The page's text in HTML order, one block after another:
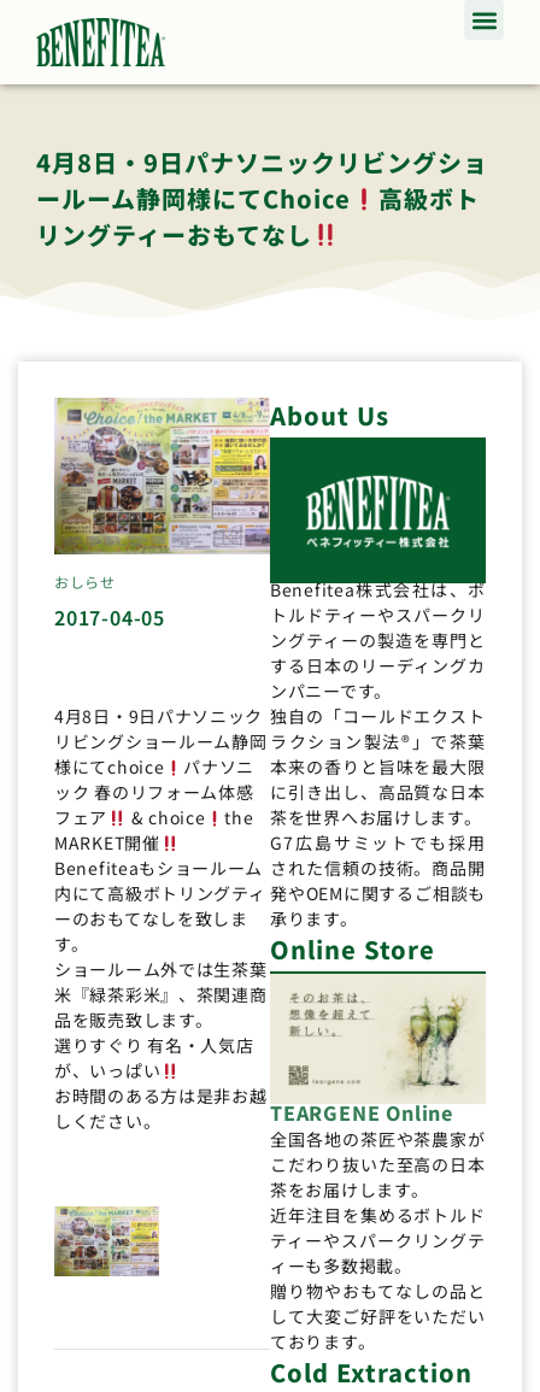
4月8日・9日パナソニックリビングショ
ールーム静岡様にてchoice
高級ボト
リングティーおもてなし
おしらせ
2017-04-05
4月8日・9日パナソニック
リビングショールーム静岡
様にてchoice
パナソニ
ック 春のリフォーム体感
フェア
& choice
the
MARKET開催
Benefiteaもショールーム
内にて高級ボトリングティ
ーのおもてなしを致しま
す。
ショールーム外では生茶葉
米『緑茶彩米』、茶関連商
品を販売致します。
選りすぐり 有名・人気店
が、いっぱい
お時間のある方は是非お越
しください。
About Us
Benefitea株式会社は、ボ
トルドティーやスパークリ
ングティーの製造を専門と
する日本のリーディングカ
ンパニーです。
独自の「コールドエクスト
ラクション製法®」で茶葉
本来の香りと旨味を最大限
に引き出し、高品質な日本
茶を世界へお届けします。
G7広島サミットでも採用
された信頼の技術。商品開
発やOEMに関するご相談も
承ります。
Online Store
TEARGENE Online
全国各地の茶匠や茶農家が
こだわり抜いた至高の日本
茶をお届けします。
近年注目を集めるボトルド
ティーやスパークリングテ
ィーも多数掲載。
贈り物やおもてなしの品と
して大変ご好評をいただい
ております。
Cold Extraction